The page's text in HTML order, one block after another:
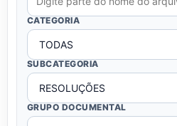
CATEGORIA
SUBCATEGORIA
GRUPO DOCUMENTAL